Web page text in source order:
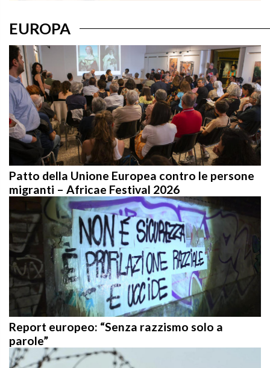
Patto della Unione Europea contro le persone
migranti – Africae Festival 2026
Report europeo: “Senza razzismo solo a
parole”